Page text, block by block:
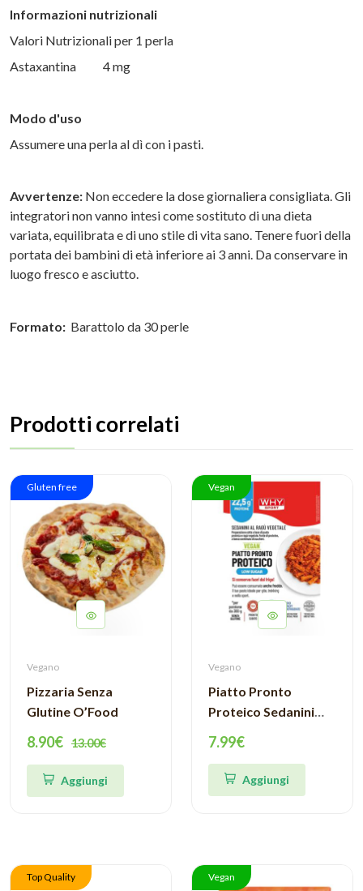
Informazioni nutrizionali
Valori Nutrizionali per 1 perla
Astaxantina 4 mg
Modo d'uso
Assumere una perla al dì con i pasti.
Avvertenze: Non eccedere la dose giornaliera consigliata. Gli
integratori non vanno intesi come sostituto di una dieta
variata, equilibrata e di uno stile di vita sano. Tenere fuori della
portata dei bambini di età inferiore ai 3 anni. Da conservare in
luogo fresco e asciutto.
Formato: Barattolo da 30 perle
Prodotti correlati
Gluten free
Vegano
Pizzaria Senza
Glutine O’Food
8.90€ 13.00€
Aggiungi
Vegan
Vegano
Piatto Pronto
Proteico Sedanini
7.99€
Aggiungi
Top Quality Vegan